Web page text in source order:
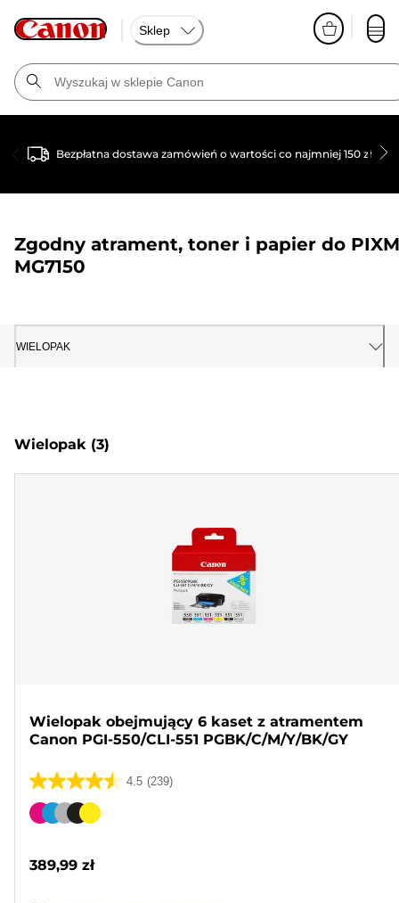
Sklep
Bezpłatna dostawa zamówień o wartości co najmniej 150 zł
Zgodny atrament, toner i papier do
MG7150
WIELOPAK
Wielopak (3)
Wielopak obejmujący 6 kaset z atramentem
Canon PGI-550/CLI-551 PGBK/C/M/Y/BK/GY
4.5 (239)
4.5
na
239
Wkład
389,99 zł